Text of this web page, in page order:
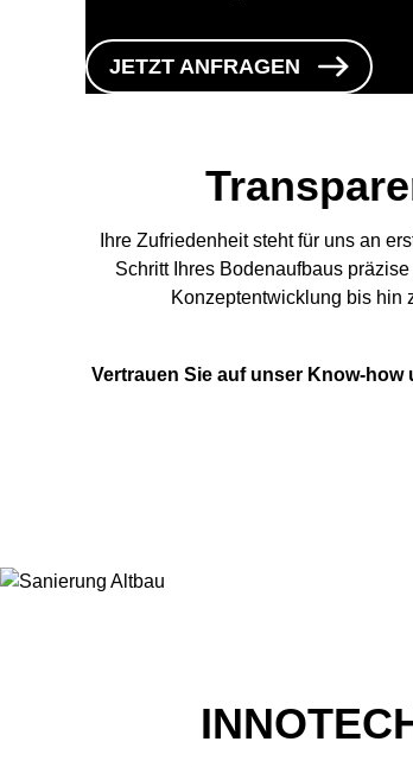
JETZT ANFRAGEN
Ihre Zufriedenheit steht für uns an
Schritt Ihres Bodenaufbaus
Konzeptentwicklung bis hin
Vertrauen Sie auf unser Know-